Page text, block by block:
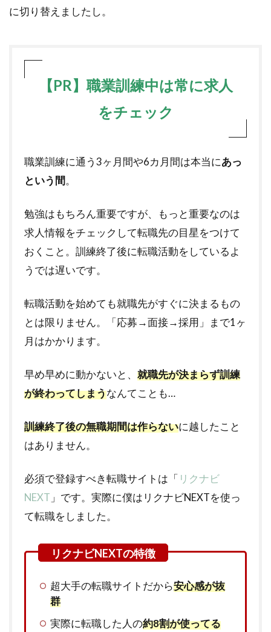
に切り替えましたし。
【PR】 職業訓練中は常に求人
をチェック
職業訓練に通う3ヶ月間や6カ月間は本当にあっ
という間。
勉強はもちろん重要ですが、もっと重要なのは
求人情報をチェックして転職先の目星をつけて
おくこと。訓練終了後に転職活動をしているよ
うでは遅いです。
転職活動を始めても就職先がすぐに決まるもの
とは限りません。「応募→面接→採用」まで1ヶ
月はかかります。
早め早めに動かないと、 就職先が決まらず訓練
が終わってしまうなんてことも…
訓練終了後の無職期間は作らないに越したこと
はありません。
必須で登録すべき転職サイトは「 リクナビ
NEXT 」です。実際に僕はリクナビNEXTを使っ
て転職をしました。
超大手の転職サイトだから安心感が抜
群
実際に転職した人の約8割が使ってる